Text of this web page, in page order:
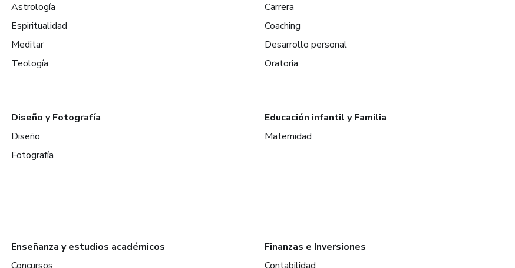
Astrología
Espiritualidad
Meditar
Teología
Carrera
Coaching
Desarrollo personal
Oratoria
Diseño y Fotografía
Diseño
Fotografía
Educación infantil y Familia
Maternidad
Enseñanza y estudios académicos
Finanzas e Inversiones